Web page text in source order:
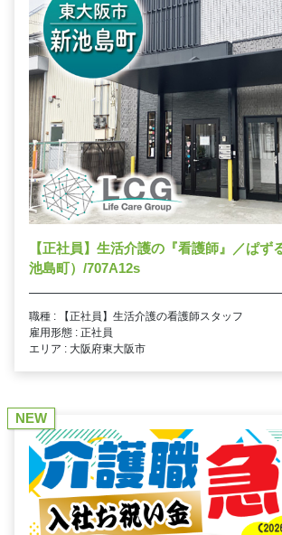
【正社員】生活介護の『看護師』／ぱず
池島町）/707A12s
職種 : 【正社員】生活介護の看護師スタッフ
雇用形態 : 正社員
エリア : 大阪府東大阪市
NEW